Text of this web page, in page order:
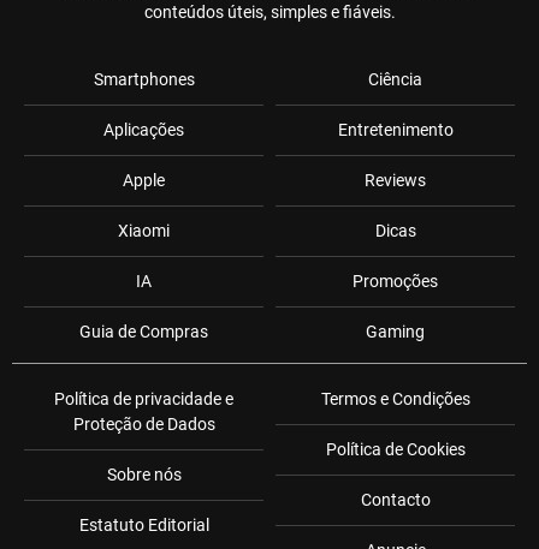
conteúdos úteis, simples e fiáveis.
Smartphones
Aplicações
Apple
Xiaomi
IA
Guia de Compras
Ciência
Entretenimento
Reviews
Dicas
Promoções
Gaming
Política de privacidade e
Proteção de Dados
Sobre nós
Estatuto Editorial
Termos e Condições
Política de Cookies
Contacto